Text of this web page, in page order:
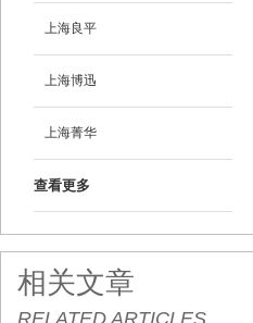
上海良平
上海博迅
上海菁华
查看更多
相关文章
RELATED ARTICLES